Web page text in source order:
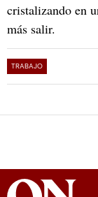
cristalizando en
más salir.
TRABAJO